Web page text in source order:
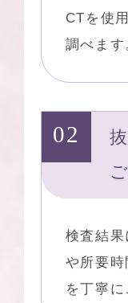
CTを使
調べます
検査結
や所要
を丁寧に